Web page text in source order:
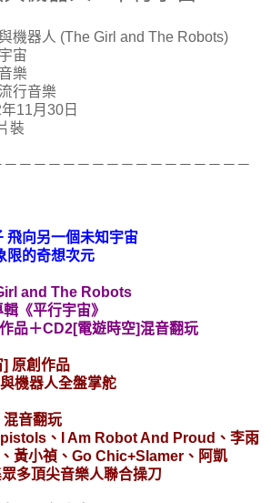
機器人 (The Girl and The Robots)
宙
樂
行音樂
11月30日
裝
－－－－－－－－－－－－－－－－
飛向另一個未知宇宙
限的奇想次元
and The Robots
《平行宇宙》
品＋CD2[電遊時空]混音翻玩
] 原創作品
機器人全盤掌舵
音翻玩
、I Am Robot And Proud、李雨
黃小禎、Go Chic+Slamer、阿凱
多頂尖音樂人聯合操刀